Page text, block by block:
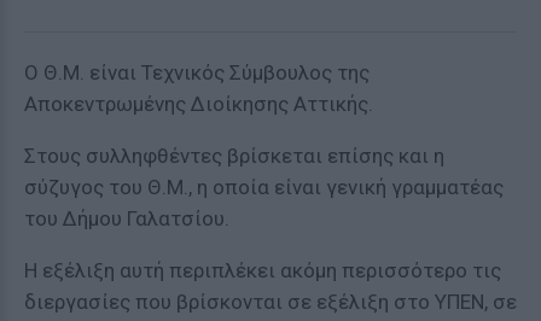
Ο Θ.Μ. είναι Τεχνικός Σύμβουλος της
Αποκεντρωμένης Διοίκησης Αττικής.
Στους συλληφθέντες βρίσκεται επίσης και η
σύζυγος του Θ.Μ., η οποία είναι γενική γραμματέας
του Δήμου Γαλατσίου.
Η εξέλιξη αυτή περιπλέκει ακόμη περισσότερο τις
διεργασίες που βρίσκονται σε εξέλιξη στο ΥΠΕΝ, σε